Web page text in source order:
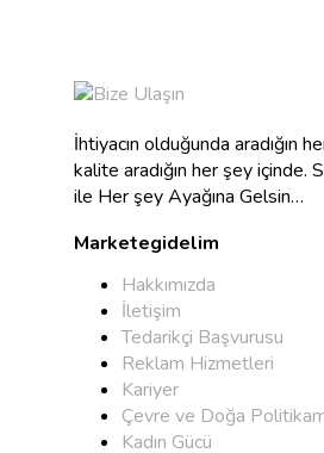
İhtiyacın olduğunda aradığın
kalite aradığın her şey içinde.
ile Her şey Ayağına Gelsin…
Marketegidelim
Hakkımızda
İletişim
Tedarikçi Başvurusu
Reklam Hizmetleri
Kariyer
Çevre ve Doğa
Kadın Gücü